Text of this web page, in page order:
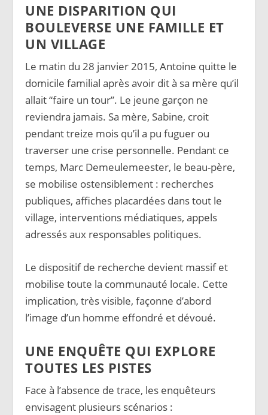
UNE DISPARITION QUI
BOULEVERSE UNE FAMILLE ET
UN VILLAGE
Le matin du 28 janvier 2015, Antoine quitte le
domicile familial après avoir dit à sa mère qu’il
allait “faire un tour”. Le jeune garçon ne
reviendra jamais. Sa mère, Sabine, croit
pendant treize mois qu’il a pu fuguer ou
traverser une crise personnelle. Pendant ce
temps, Marc Demeulemeester, le beau-père,
se mobilise ostensiblement : recherches
publiques, affiches placardées dans tout le
village, interventions médiatiques, appels
adressés aux responsables politiques.
Le dispositif de recherche devient massif et
mobilise toute la communauté locale. Cette
implication, très visible, façonne d’abord
l’image d’un homme effondré et dévoué.
UNE ENQUÊTE QUI EXPLORE
TOUTES LES PISTES
Face à l’absence de trace, les enquêteurs
envisagent plusieurs scénarios :